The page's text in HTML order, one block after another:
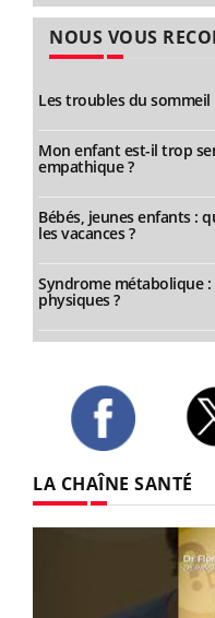
NOUS VOUS
Les troubles du
Mon enfant est-il trop
empathique ?
Bébés, jeunes enfants :
les vacances ?
Syndrome métabolique
physiques ?
LA CHAÎNE SANTÉ